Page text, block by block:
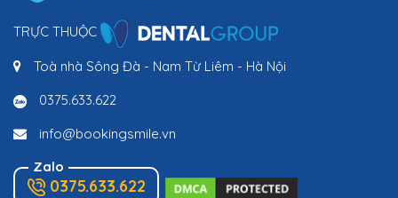
TRỰC THUỘC
Toà nhà Sông Đà - Nam Từ Liêm - Hà Nội
0375.633.622
info@bookingsmile.vn
Zalo
0375.633.622